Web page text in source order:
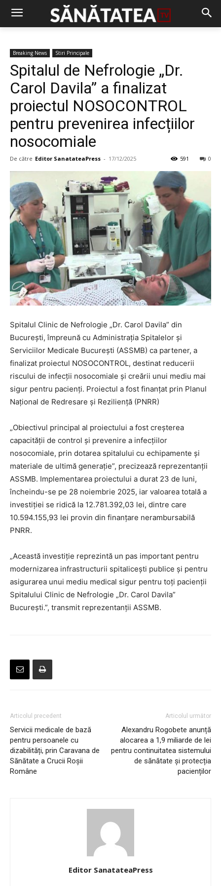
Breaking News Stiri Principale
Spitalul de Nefrologie „Dr.
Carol Davila” a finalizat
proiectul NOSOCONTROL
pentru prevenirea infecțiilor
nosocomiale
De către Editor SanatateaPress - 17/12/2025 0
591
Spitalul Clinic de Nefrologie „Dr. Carol Davila” din
București, împreună cu Administrația Spitalelor și
Serviciilor Medicale București (ASSMB) ca partener, a
finalizat proiectul NOSOCONTROL, destinat reducerii
riscului de infecții nosocomiale și creării unui mediu mai
sigur pentru pacienți. Proiectul a fost finanțat prin Planul
Național de Redresare și Reziliență (PNRR)
„Obiectivul principal al proiectului a fost creșterea
capacității de control și prevenire a infecțiilor
nosocomiale, prin dotarea spitalului cu echipamente și
materiale de ultimă generație”, precizează reprezentanții
ASSMB. Implementarea proiectului a durat 23 de luni,
încheindu-se pe 28 noiembrie 2025, iar valoarea totală a
investiției se ridică la 12.781.392,03 lei, dintre care
10.594.155,93 lei provin din finanțare nerambursabilă
PNRR.
„Această investiție reprezintă un pas important pentru
modernizarea infrastructurii spitalicești publice și pentru
asigurarea unui mediu medical sigur pentru toți pacienții
Spitalului Clinic de Nefrologie „Dr. Carol Davila”
București.”, transmit reprezentanții ASSMB.
Articolul precedent
Servicii medicale de bază
pentru persoanele cu
dizabilități, prin Caravana de
Sănătate a Crucii Roșii
Române
Articolul următor
Alexandru Rogobete anunță
alocarea a 1,9 miliarde de lei
pentru continuitatea sistemului
de sănătate și protecția
pacienților
Editor SanatateaPress